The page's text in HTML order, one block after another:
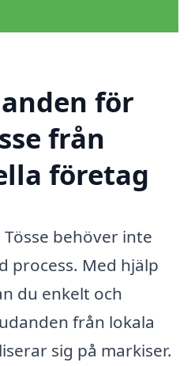
för
från
företag
behöver inte
process. Med hjälp
du enkelt och
från lokala
sig på markiser.